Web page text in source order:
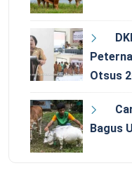
Otsus
Bagus